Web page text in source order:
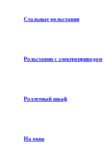
Стальные рольставни
Рольставни с электроприводом
Роллетный шкаф
На окна